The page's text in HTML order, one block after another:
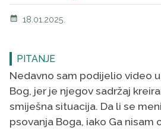
calendar_month 18.01.2025.
PITANJE
Nedavno sam podijelio video
Bog, jer je njegov sadržaj
smiješna situacija. Da li se
psovanja Boga, iako Ga nisam